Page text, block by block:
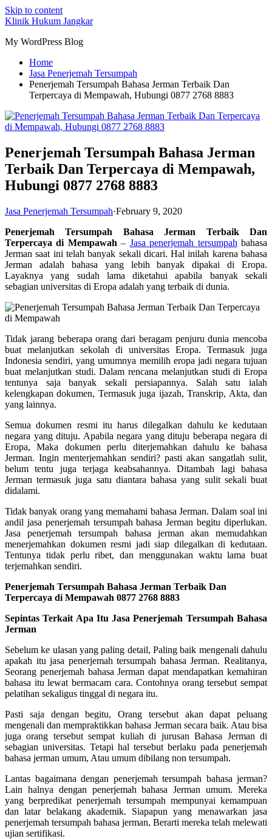
Skip to content
Klinik Hukum Jangkar
My WordPress Blog
Home
Jasa Penerjemah Tersumpah
Penerjemah Tersumpah Bahasa Jerman Terbaik Dan
Terpercaya di Mempawah, Hubungi 0877 2768 8883
Penerjemah Tersumpah Bahasa Jerman
Terbaik Dan Terpercaya di Mempawah,
Hubungi 0877 2768 8883
Jasa Penerjemah Tersumpah·February 9, 2020
Penerjemah Tersumpah Bahasa Jerman Terbaik Dan
Terpercaya di Mempawah– Jasa penerjemah tersumpah bahasa
Jerman saat ini telah banyak sekali dicari. Hal inilah karena bahasa
Jerman adalah bahasa yang lebih banyak dipakai di Eropa.
Layaknya yang sudah lama diketahui apabila banyak sekali
sebagian universitas di Eropa adalah yang terbaik di dunia.
Tidak jarang beberapa orang dari beragam penjuru dunia mencoba
buat melanjutkan sekolah di universitas Eropa. Termasuk juga
Indonesia sendiri, yang umumnya memilih eropa jadi negara tujuan
buat melanjutkan studi. Dalam rencana melanjutkan studi di Eropa
tentunya saja banyak sekali persiapannya. Salah satu ialah
kelengkapan dokumen, Termasuk juga ijazah, Transkrip, Akta, dan
yang lainnya.
Semua dokumen resmi itu harus dilegalkan dahulu ke kedutaan
negara yang dituju. Apabila negara yang dituju beberapa negara di
Eropa, Maka dokumen perlu diterjemahkan dahulu ke bahasa
Jerman. Ingin menterjemahkan sendiri? pasti akan sangatlah sulit,
belum tentu juga terjaga keabsahannya. Ditambah lagi bahasa
Jerman termasuk juga satu diantara bahasa yang sulit sekali buat
didalami.
Tidak banyak orang yang memahami bahasa Jerman. Dalam soal ini
andil jasa penerjemah tersumpah bahasa Jerman begitu diperlukan.
Jasa penerjemah tersumpah bahasa jerman akan memudahkan
menerjemahkan dokumen resmi jadi siap dilegalkan di kedutaan.
Tentunya tidak perlu ribet, dan menggunakan waktu lama buat
terjemahkan sendiri.
Penerjemah Tersumpah Bahasa Jerman Terbaik Dan
Terpercaya di Mempawah 0877 2768 8883
Sepintas Terkait Apa Itu Jasa Penerjemah Tersumpah Bahasa
Jerman
Sebelum ke ulasan yang paling detail, Paling baik mengenali dahulu
apakah itu jasa penerjemah tersumpah bahasa Jerman. Realitanya,
Seorang penerjemah bahasa Jerman dapat mendapatkan kemahiran
bahasa itu lewat bermacam cara. Contohnya orang tersebut sempat
pelatihan sekaligus tinggal di negara itu.
Pasti saja dengan begitu, Orang tersebut akan dapat peluang
mengenali dan mempraktikkan bahasa Jerman secara baik. Atau bisa
juga orang tersebut sempat kuliah di jurusan Bahasa Jerman di
sebagian universitas. Tetapi hal tersebut berlaku pada penerjemah
bahasa jerman umum, Atau umum dibilang non tersumpah.
Lantas bagaimana dengan penerjemah tersumpah bahasa jerman?
Lain halnya dengan penerjemah bahasa Jerman umum. Mereka
yang berpredikat penerjemah tersumpah mempunyai kemampuan
dan latar belakang akademik. Siapapun yang menawarkan jasa
penerjemah tersumpah bahasa jerman, Berarti mereka telah melewati
ujian sertifikasi.